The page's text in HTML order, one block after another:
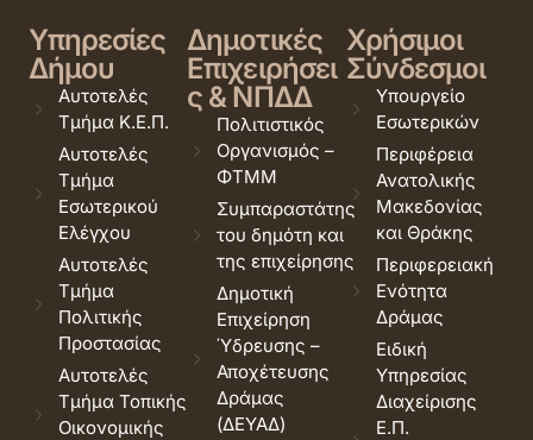
Υπηρεσίες
Δήμου
Αυτοτελές
Τμήμα Κ.Ε.Π.
Αυτοτελές
Τμήμα
Εσωτερικού
Ελέγχου
Αυτοτελές
Τμήμα
Πολιτικής
Προστασίας
Αυτοτελές
Τμήμα Τοπικής
Οικονομικής
Δημοτικές
Επιχειρήσει
ς & ΝΠΔΔ
Πολιτιστικός
Οργανισμός –
ΦΤΜΜ
Συμπαραστάτης
του δημότη και
της επιχείρησης
Δημοτική
Επιχείρηση
Ύδρευσης –
Αποχέτευσης
Δράμας
(ΔΕΥΑΔ)
Χρήσιμοι
Σύνδεσμοι
Υπουργείο
Εσωτερικών
Περιφέρεια
Ανατολικής
Μακεδονίας
και Θράκης
Περιφερειακή
Ενότητα
Δράμας
Ειδική
Υπηρεσίας
Διαχείρισης
Ε.Π.